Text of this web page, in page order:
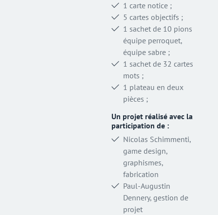
1 carte notice ;
5 cartes objectifs ;
1 sachet de 10 pions
équipe perroquet,
équipe sabre ;
1 sachet de 32 cartes
mots ;
1 plateau en deux
pièces ;
Un projet réalisé avec la
participation de :
Nicolas Schimmenti,
game design,
graphismes,
fabrication
Paul-Augustin
Dennery, gestion de
projet